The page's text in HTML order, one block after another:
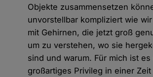
Objekte zusammensetzen
unvorstellbar kompliziert wie
mit Gehirnen, die jetzt groß
um zu verstehen, wo sie
sind und warum. Für mich ist es
großartiges Privileg in einer